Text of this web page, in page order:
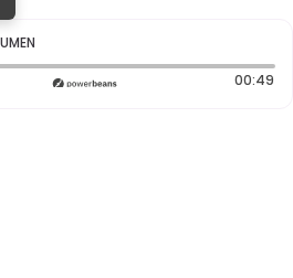
0 segundos 00:49